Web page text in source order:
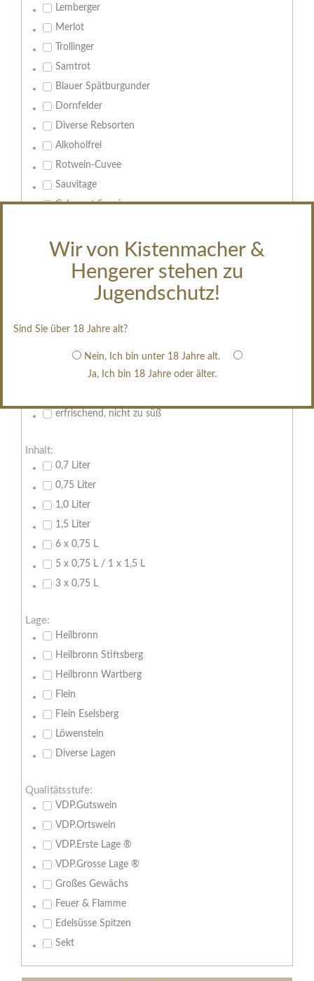
Wir von Kistenmacher &
Hengerer stehen zu
Jugendschutz!
Sind Sie über 18 Jahre alt?
Nein, Ich bin unter 18 Jahre alt.
Ja, Ich bin 18 Jahre oder älter.
Lemberger
Merlot
Trollinger
Samtrot
Blauer Spätburgunder
Dornfelder
Diverse Rebsorten
Alkoholfrei
Rotwein-Cuvee
Sauvitage
Cabernet Sauvignon
Geschmack:
trocken
feinherb
halbtrocken
edelsüß
Brut
weißgekeltert
erfrischend, nicht zu süß
Inhalt:
0,7 Liter
0,75 Liter
1,0 Liter
1,5 Liter
6 x 0,75 L
5 x 0,75 L / 1 x 1,5 L
3 x 0,75 L
Lage:
Heilbronn
Heilbronn Stiftsberg
Heilbronn Wartberg
Flein
Flein Eselsberg
Löwenstein
Diverse Lagen
Qualitätsstufe:
VDP.Gutswein
VDP.Ortswein
VDP.Erste Lage ®
VDP.Grosse Lage ®
Großes Gewächs
Feuer & Flamme
Edelsüsse Spitzen
Sekt